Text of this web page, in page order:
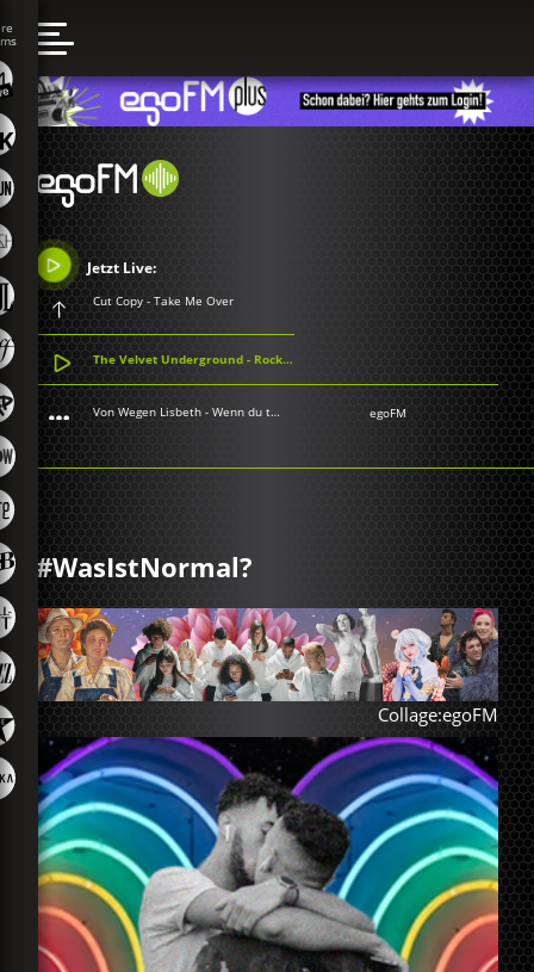
Jetzt Live:
Cut Copy - Take Me Over
The Velvet Underground - Rock & Roll
Von Wegen Lisbeth - Wenn du tanzt egoFM
#WasIstNormal?
Collage:egoFM